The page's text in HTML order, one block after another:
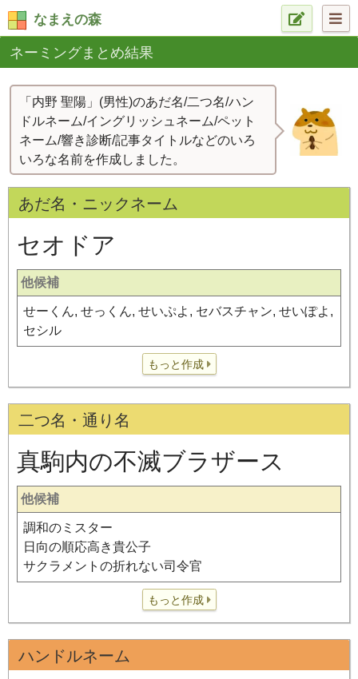
なまえの森
ネーミングまとめ結果
「内野 聖陽」(男性)のあだ名/二つ名/ハン
ドルネーム/イングリッシュネーム/ペット
ネーム/響き診断/記事タイトルなどのいろ
いろな名前を作成しました。
あだ名・ニックネーム
セオドア
他候補
せーくん, せっくん, せいぷよ, セバスチャン, せいぽよ,
セシル
もっと作成
二つ名・通り名
真駒内の不滅ブラザース
他候補
調和のミスター
日向の順応高き貴公子
サクラメントの折れない司令官
もっと作成
ハンドルネーム